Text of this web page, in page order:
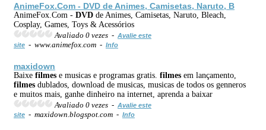
AnimeFox.Com - DVD de Animes, Camisetas, Naruto, B
AnimeFox.Com - DVD de Animes, Camisetas, Naruto, Bleach,
Cosplay, Games, Toys & Acessórios
Avaliado 0 vezes - Avalie este
site - www.animefox.com - Info
maxidown
Baixe filmes e musicas e programas gratis. filmes em lançamento,
filmes dublados, download de musicas, musicas de todos os genneros
e muitos mais, ganhe dinheiro na internet, aprenda a baixar
Avaliado 0 vezes - Avalie este
site - maxidown.blogspot.com - Info